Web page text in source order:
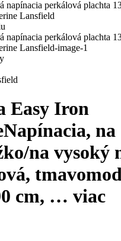
Easy Iron
Napínacia, na
na vysoký
cm, … viac